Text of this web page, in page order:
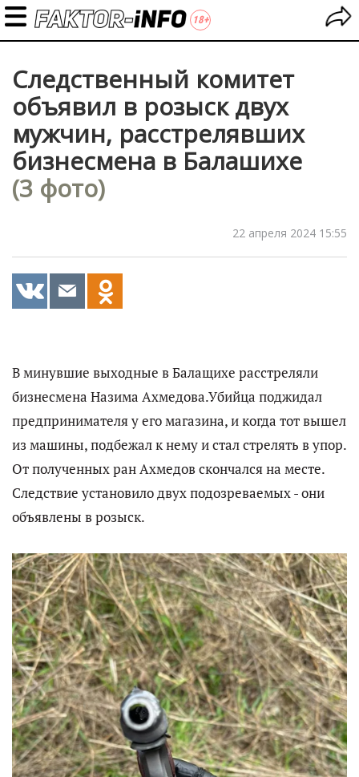
Следственный комитет
объявил в розыск двух
мужчин, расстрелявших
бизнесмена в Балашихе
(3 фото)
22 апреля 2024 15:55
В минувшие выходные в Балащихе расстреляли
бизнесмена Назима Ахмедова.Убийца поджидал
предпринимателя у его магазина, и когда тот вышел
из машины, подбежал к нему и стал стрелять в упор.
От полученных ран Ахмедов скончался на месте.
Следствие установило двух подозреваемых - они
объявлены в розыск.